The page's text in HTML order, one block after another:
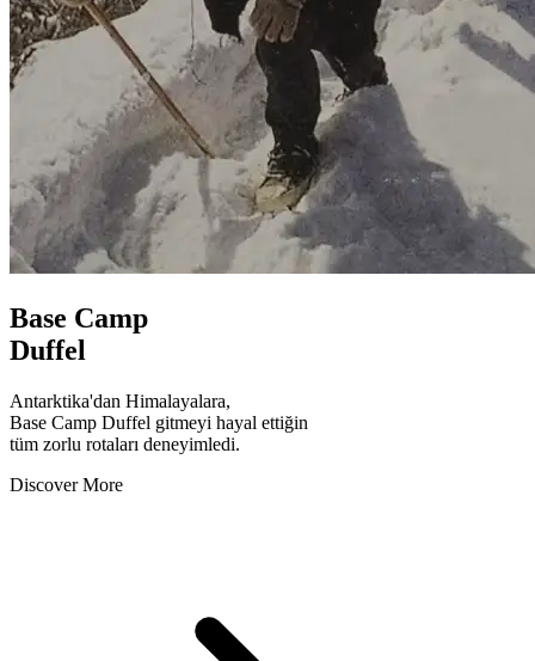
Base Camp
Duffel
Antarktika'dan Himalayalara,
Base Camp Duffel gitmeyi hayal ettiğin
tüm zorlu rotaları deneyimledi.
Discover More